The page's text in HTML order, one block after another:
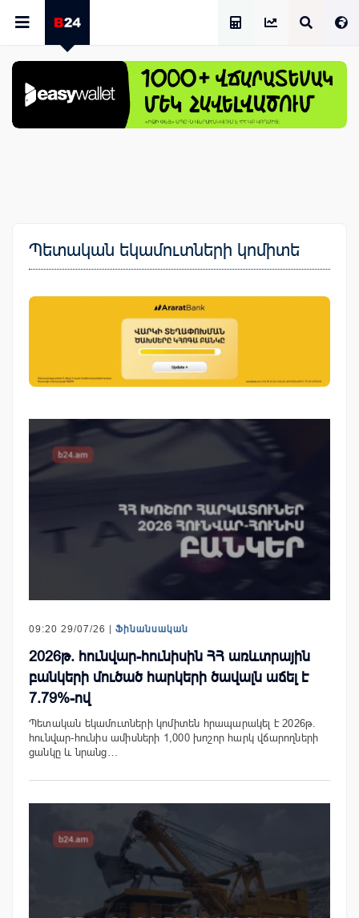
Պետական եկամուտների կոմիտե
09:20 29/07/26 | Ֆինանսական
2026թ. հունվար-հունիսին ՀՀ առևտրային
բանկերի մուծած հարկերի ծավալն աճել է
7.79%-ով
Պետական եկամուտների կոմիտեն հրապարակել է 2026թ.
հունվար-հունիս ամիսների 1,000 խոշոր հարկ վճարողների
ցանկը և նրանց…